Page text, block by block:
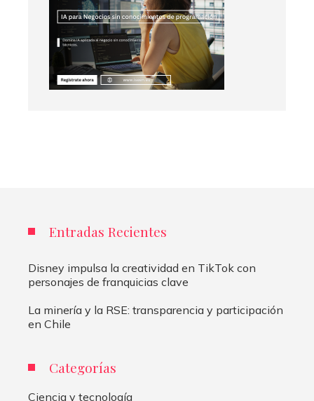
Entradas Recientes
Disney impulsa la creatividad en TikTok con
personajes de franquicias clave
La minería y la RSE: transparencia y participación
en Chile
Categorías
Ciencia y tecnología